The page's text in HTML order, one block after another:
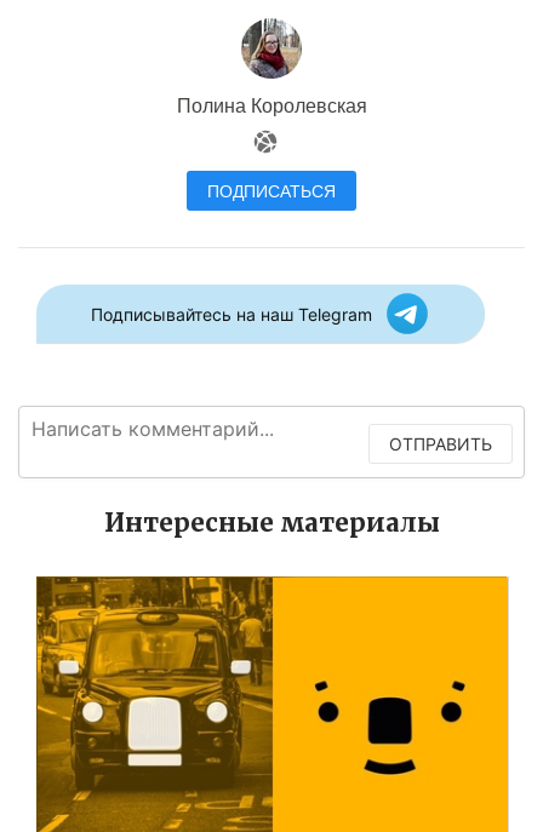
Полина Королевская
ПОДПИСАТЬСЯ
Подписывайтесь на наш Telegram
ОТПРАВИТЬ
Интересные материалы